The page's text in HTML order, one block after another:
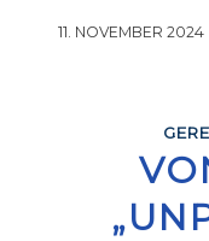
11. NOVEMBER 2024
/